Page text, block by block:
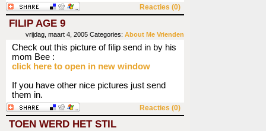
Reacties (0)
FILIP AGE 9
vrijdag, maart 4, 2005 Categories: About Me Vrienden
Check out this picture of filip send in by his
mom Bee :
click here to open in new window
If you have other nice pictures just send
them in.
Reacties (0)
TOEN WERD HET STIL